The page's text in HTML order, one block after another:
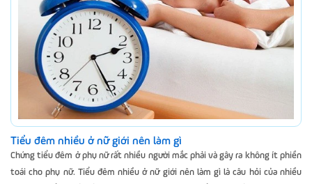
Tiểu đêm nhiều ở nữ giới nên làm gì
Chứng tiểu đêm ở phụ nữ rất nhiều người mắc phải và gây ra không ít phiền
toái cho phụ nữ. Tiểu đêm nhiều ở nữ giới nên làm gì là câu hỏi của nhiều